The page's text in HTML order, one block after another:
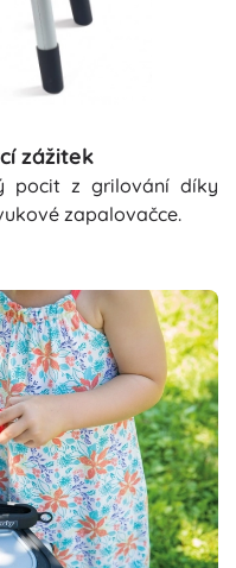
zážitek
pocit z grilování díky
zapalovačce.